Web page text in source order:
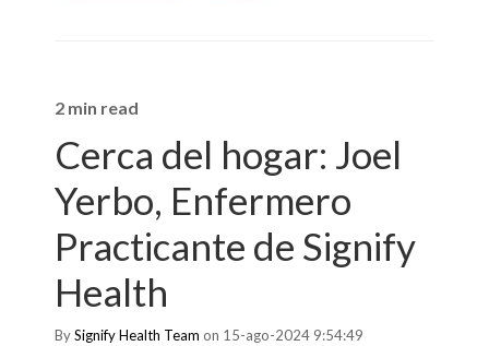
2 min read
Cerca del hogar: Joel
Yerbo, Enfermero
Practicante de Signify
Health
BySignify Health Team on 15-ago-2024 9:54:49